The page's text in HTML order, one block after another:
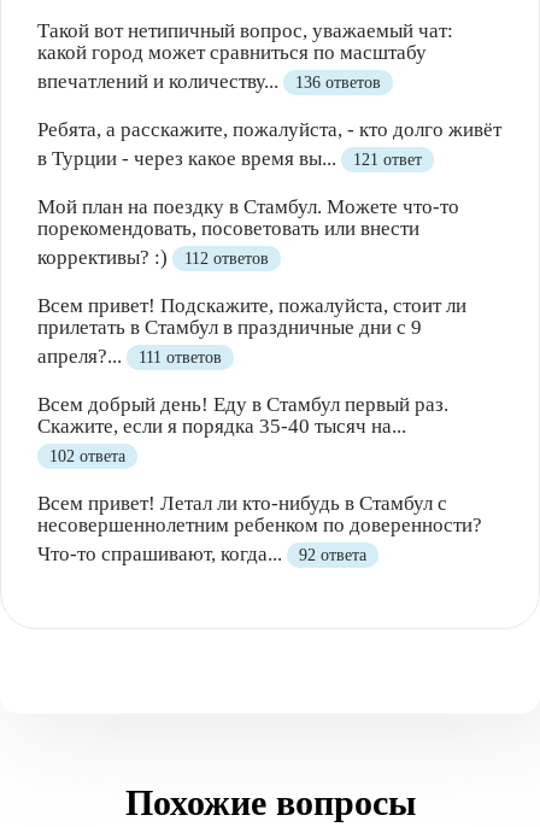
Такой вот нетипичный вопрос, уважаемый чат:
какой город может сравниться по масштабу
впечатлений и количеству...
136 ответов
Ребята, а расскажите, пожалуйста, - кто долго живёт
в Турции - через какое время вы...
121 ответ
Мой план на поездку в Стамбул. Можете что-то
порекомендовать, посоветовать или внести
коррективы? :)
112 ответов
Всем привет! Подскажите, пожалуйста, стоит ли
прилетать в Стамбул в праздничные дни с 9
апреля?...
111 ответов
Всем добрый день! Еду в Стамбул первый раз.
Скажите, если я порядка 35-40 тысяч на...
102 ответа
Всем привет! Летал ли кто-нибудь в Стамбул с
несовершеннолетним ребенком по доверенности?
Что-то спрашивают, когда...
92 ответа
Похожие вопросы